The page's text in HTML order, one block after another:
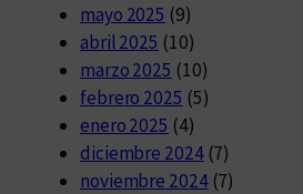
mayo 2025 (9)
abril 2025 (10)
marzo 2025 (10)
febrero 2025 (5)
enero 2025 (4)
diciembre 2024(7)
noviembre 2024(7)